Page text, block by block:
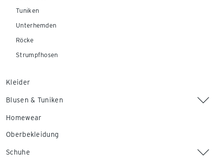
Tuniken
Unterhemden
Röcke
Strumpfhosen
Kleider
Blusen & Tuniken
Homewear
Oberbekleidung
Schuhe